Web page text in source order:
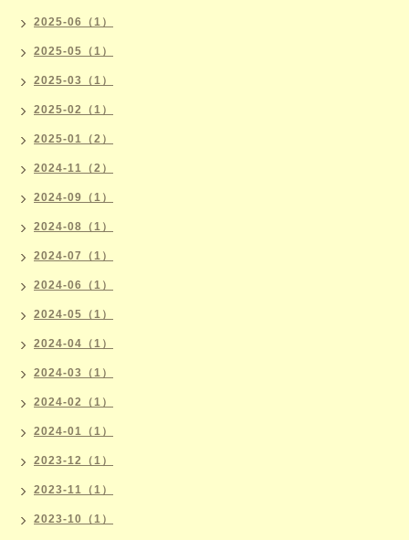
2025-06（1）
2025-05（1）
2025-03（1）
2025-02（1）
2025-01（2）
2024-11（2）
2024-09（1）
2024-08（1）
2024-07（1）
2024-06（1）
2024-05（1）
2024-04（1）
2024-03（1）
2024-02（1）
2024-01（1）
2023-12（1）
2023-11（1）
2023-10（1）